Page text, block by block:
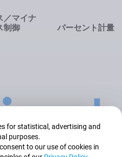
／マイナ
制御
パーセント計量
for statistical, advertising and
purposes.
to our use of cookies in